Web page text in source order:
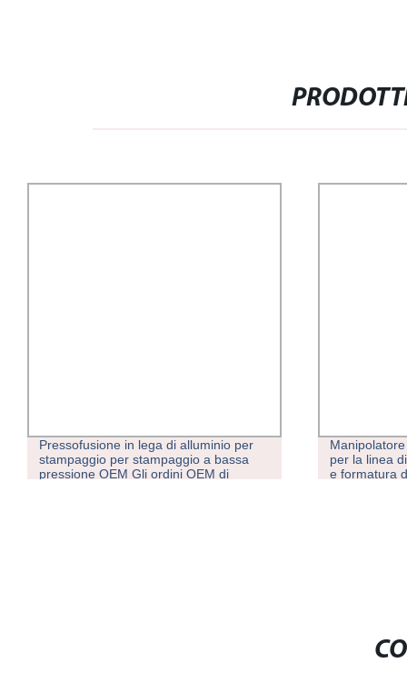
Pressofusione in lega di alluminio per
stampaggio per stampaggio a bassa
pressione OEM Gli ordini OEM di
per la linea
e formatura